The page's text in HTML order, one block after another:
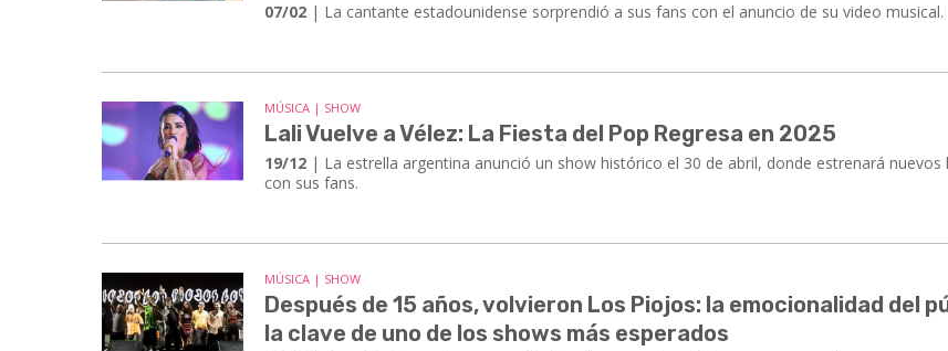
07/02 | La cantante estadounidense sorprendió a sus fans con el anuncio de su video musical.
MÚSICA | SHOW
Lali Vuelve a Vélez: La Fiesta del Pop Regresa en 2025
19/12 | La estrella argentina anunció un show histórico el 30 de abril, donde estrenará nuevos
con sus fans.
MÚSICA | SHOW
Después de 15 años, volvieron Los Piojos: la emocionalidad del
la clave de uno de los shows más esperados